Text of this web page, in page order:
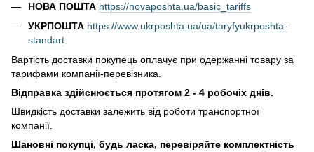
НОВА ПОШТА https://novaposhta.ua/basic_tariffs
УКРПОШТА https://www.ukrposhta.ua/ua/taryfyukrposhta-
standart
Вартість доставки покупець оплачує при одержанні товару за
тарифами компанії-перевізника.
Відправка здійснюється протягом 2 - 4 робочіх днів.
Швидкість доставки залежить від роботи транспортної
компанії.
Шановні покупці, будь ласка, перевіряйте комплектність